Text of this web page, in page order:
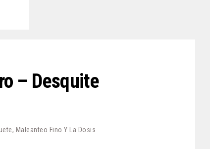
– Desquite
Maleanteo Fino Y La Dosis